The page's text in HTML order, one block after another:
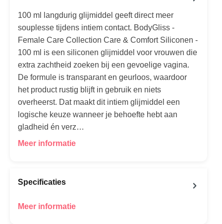
100 ml langdurig glijmiddel geeft direct meer
souplesse tijdens intiem contact. BodyGliss -
Female Care Collection Care & Comfort Siliconen -
100 ml is een siliconen glijmiddel voor vrouwen die
extra zachtheid zoeken bij een gevoelige vagina.
De formule is transparant en geurloos, waardoor
het product rustig blijft in gebruik en niets
overheerst. Dat maakt dit intiem glijmiddel een
logische keuze wanneer je behoefte hebt aan
gladheid én verz…
Meer informatie
Specificaties
Meer informatie